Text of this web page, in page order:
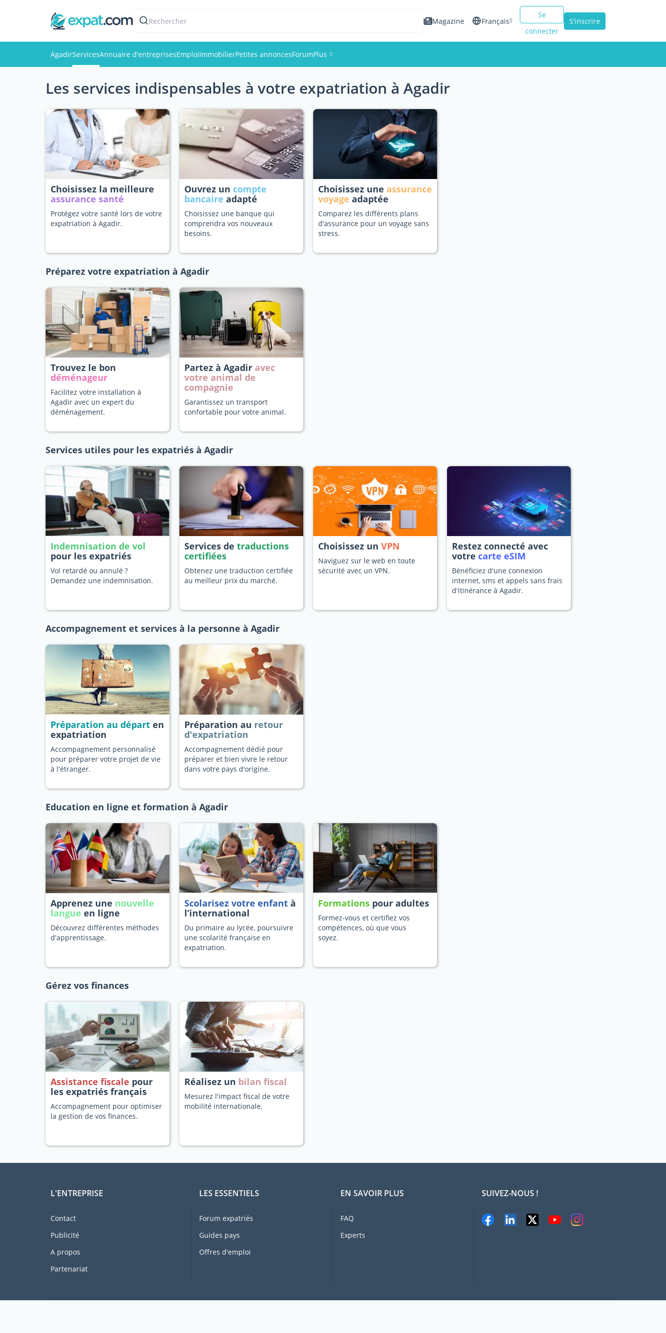
Rechercher Magazine Français
Se
connecter
S'inscrire
AgadirServicesAnnuaire d'entreprisesEmploiImmobilierPetites annoncesForumPlus
Événements
Membres
Les services indispensables à votre expatriation à Agadir
Choisissez la meilleure
assurance santé
Protégez votre santé lors de votre
expatriation à Agadir.
Ouvrez un compte
bancaire adapté
Choisissez une banque qui
comprendra vos nouveaux
besoins.
Choisissez une assurance
voyage adaptée
Comparez les différents plans
d'assurance pour un voyage sans
stress.
Préparez votre expatriation à Agadir
Trouvez le bon
déménageur
Facilitez votre installation à
Agadir avec un expert du
déménagement.
Partez à Agadir avec
votre animal de
compagnie
Garantissez un transport
confortable pour votre animal.
Services utiles pour les expatriés à Agadir
Indemnisation de vol
pour les expatriés
Vol retardé ou annulé ?
Demandez une indemnisation.
Services de traductions
certifiées
Obtenez une traduction certifiée
au meilleur prix du marché.
Choisissez un VPN
Naviguez sur le web en toute
sécurité avec un VPN.
Restez connecté avec
votre carte eSIM
Bénéficiez d'une connexion
internet, sms et appels sans frais
d'itinérance à Agadir.
Accompagnement et services à la personne à Agadir
Préparation au départ en
expatriation
Accompagnement personnalisé
pour préparer votre projet de vie
à l'étranger.
Préparation au retour
d'expatriation
Accompagnement dédié pour
préparer et bien vivre le retour
dans votre pays d'origine.
Education en ligne et formation à Agadir
Apprenez une nouvelle
langue en ligne
Découvrez différentes méthodes
d'apprentissage.
Scolarisez votre enfant à
l’international
Du primaire au lycée, poursuivre
une scolarité française en
expatriation.
Formations pour adultes
Formez-vous et certifiez vos
compétences, où que vous
soyez.
Gérez vos finances
Assistance fiscale pour
les expatriés français
Accompagnement pour optimiser
la gestion de vos finances.
Réalisez un bilan fiscal
Mesurez l'impact fiscal de votre
mobilité internationale.
L'ENTREPRISE
Contact
Publicité
A propos
Partenariat
LES ESSENTIELS
Forum expatriés
Guides pays
Offres d'emploi
EN SAVOIR PLUS
FAQ
Experts
SUIVEZ-NOUS !